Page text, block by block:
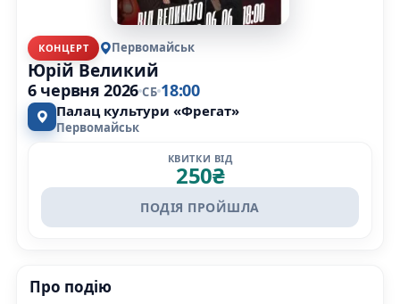
КОНЦЕРТ Первомайськ
Юрій Великий
6 червня 2026 СБ 18:00
Палац культури «Фрегат»
Первомайськ
КВИТКИ ВІД
250₴
ПОДІЯ ПРОЙШЛА
Про подію